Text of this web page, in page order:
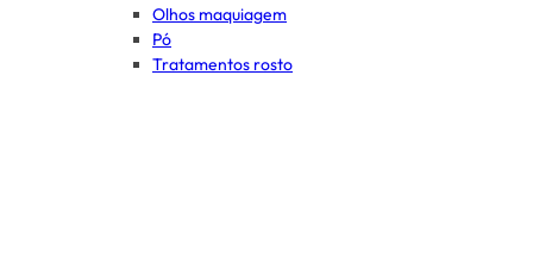
Olhos maquiagem
Pó
Tratamentos rosto